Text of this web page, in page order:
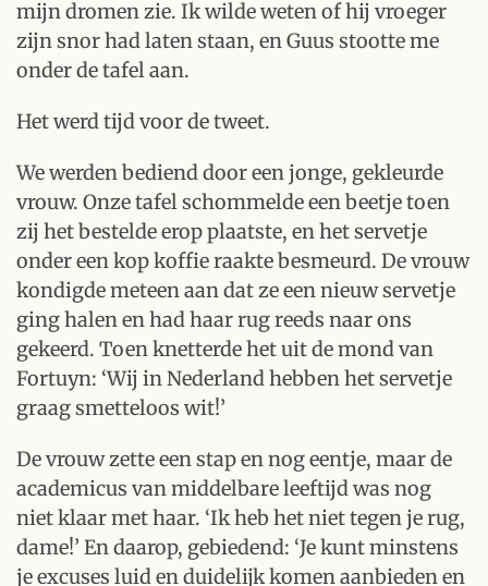
mijn dromen zie. Ik wilde weten of hij vroeger
zijn snor had laten staan, en Guus stootte me
onder de tafel aan.
Het werd tijd voor de tweet.
We werden bediend door een jonge, gekleurde
vrouw. Onze tafel schommelde een beetje toen
zij het bestelde erop plaatste, en het servetje
onder een kop koffie raakte besmeurd. De vrouw
kondigde meteen aan dat ze een nieuw servetje
ging halen en had haar rug reeds naar ons
gekeerd. Toen knetterde het uit de mond van
Fortuyn: ‘Wij in Nederland hebben het servetje
graag smetteloos wit!’
De vrouw zette een stap en nog eentje, maar de
academicus van middelbare leeftijd was nog
niet klaar met haar. ‘Ik heb het niet tegen je rug,
dame!’ En daarop, gebiedend: ‘Je kunt minstens
je excuses luid en duidelijk komen aanbieden en